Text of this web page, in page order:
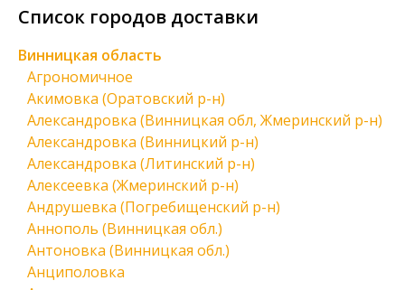
Список городов доставки
Винницкая область
Агрономичное
Акимовка (Оратовский р-н)
Александровка (Винницкая обл, Жмеринский р-н)
Александровка (Винницкий р-н)
Александровка (Литинский р-н)
Алексеевка (Жмеринский р-н)
Андрушевка (Погребищенский р-н)
Аннополь (Винницкая обл.)
Антоновка (Винницкая обл.)
Анциполовка